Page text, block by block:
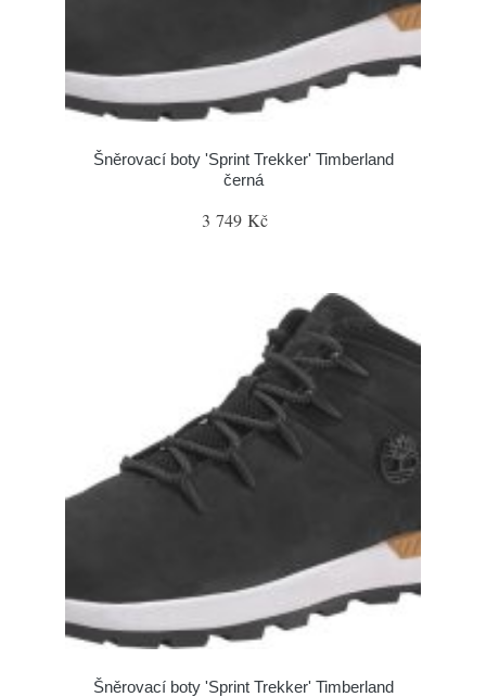
Šněrovací boty 'Sprint Trekker' Timberland
černá
3 749 Kč
Šněrovací boty 'Sprint Trekker' Timberland